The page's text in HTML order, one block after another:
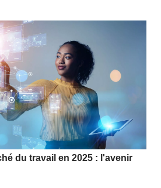
du travail en 2025 : l'avenir